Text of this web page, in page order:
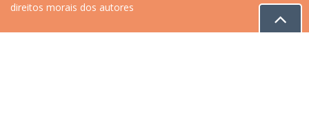
direitos morais dos autores